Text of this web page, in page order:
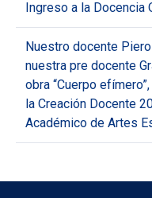
Ingreso a la Docencia
Nuestro docente
nuestra pre docente
obra “Cuerpo
la Creación Docente
Académico de Artes